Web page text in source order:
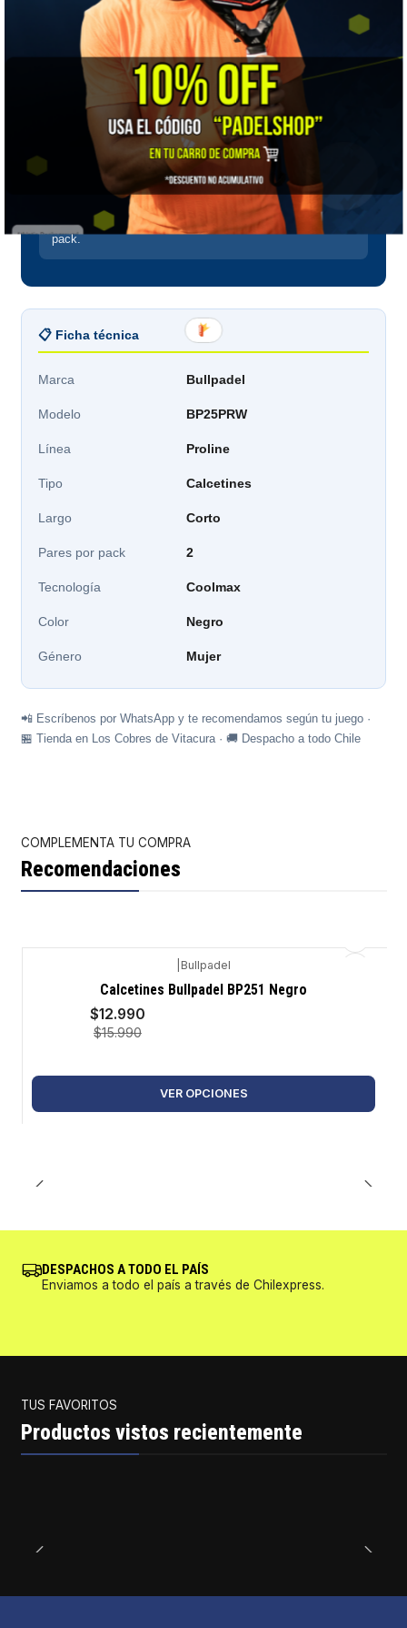
humedad hacia afuera. Si transpiras mucho, la diferencia
se nota.
Corto o largo
El corto es más fresco y discreto; el largo protege mejor
del roce del contrafuerte. Es preferencia, no jerarquía.
Ten más de un par
Si juegas varias veces por semana, un solo par no
alcanza a secarse entre sesiones. Por eso vienen en
pack.
📋 Ficha técnica
Marca Bullpadel
Modelo BP25PRW
Línea Proline
Tipo Calcetines
Largo Corto
Pares por pack 2
Tecnología Coolmax
Color Negro
Género Mujer
📲 Escríbenos por WhatsApp y te recomendamos según tu juego ·
🏪 Tienda en Los Cobres de Vitacura · 🚚 Despacho a todo Chile
COMPLEMENTA TU COMPRA
Recomendaciones
Bullpadel
Calcetines Bullpadel BP251 Negro
$12.990
$15.990
VER OPCIONES
DESPACHOS A TODO EL PAÍS
Enviamos a todo el país a través de Chilexpress.
TUS FAVORITOS
Productos vistos recientemente